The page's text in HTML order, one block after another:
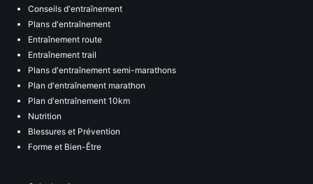
Conseils d'entraînement
Plans d'entraînement
Entraînement route
Entraînement trail
Plans d'entraînement semi-marathons
Plan d'entraînement marathon
Plan d'entraînement 10km
Nutrition
Blessures et Prévention
Forme et Bien-Être